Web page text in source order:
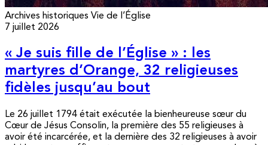
Archives historiques Vie de l’Église
7 juillet 2026
« Je suis fille de l’Église » : les
martyres d’Orange, 32 religieuses
fidèles jusqu’au bout
Le 26 juillet 1794 était exécutée la bienheureuse sœur du
Cœur de Jésus Consolin, la première des 55 religieuses à
avoir été incarcérée, et la dernière des 32 religieuses à avoir